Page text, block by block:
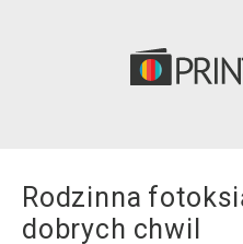
Rodzinna
dobrych chwil